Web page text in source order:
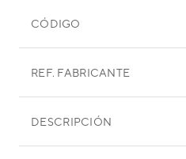
CÓDIGO
REF. FABRICANTE
DESCRIPCIÓN